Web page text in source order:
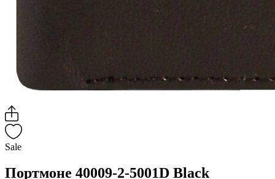
Sale
Портмоне 40009-2-5001D Black